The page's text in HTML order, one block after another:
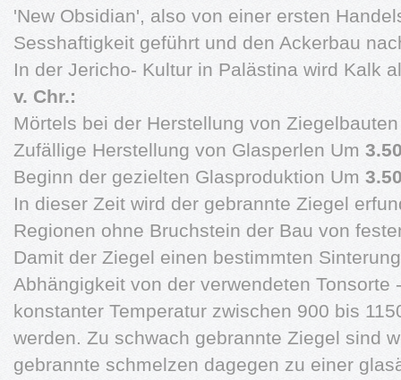
'New Obsidian', also von einer ersten
Sesshaftigkeit geführt und den Ackerbau
In der Jericho- Kultur in Palästina wird Kalk
v. Chr.:
Mörtels bei der Herstellung von
Zufällige Herstellung von Glasperlen Um
Beginn der gezielten Glasproduktion Um
In dieser Zeit wird der gebrannte Ziegel
Regionen ohne Bruchstein der Bau von
Damit der Ziegel einen bestimmten
Abhängigkeit von der verwendeten Tonsorte
konstanter Temperatur zwischen 900 bis
werden. Zu schwach gebrannte Ziegel sind
gebrannte schmelzen dagegen zu einer